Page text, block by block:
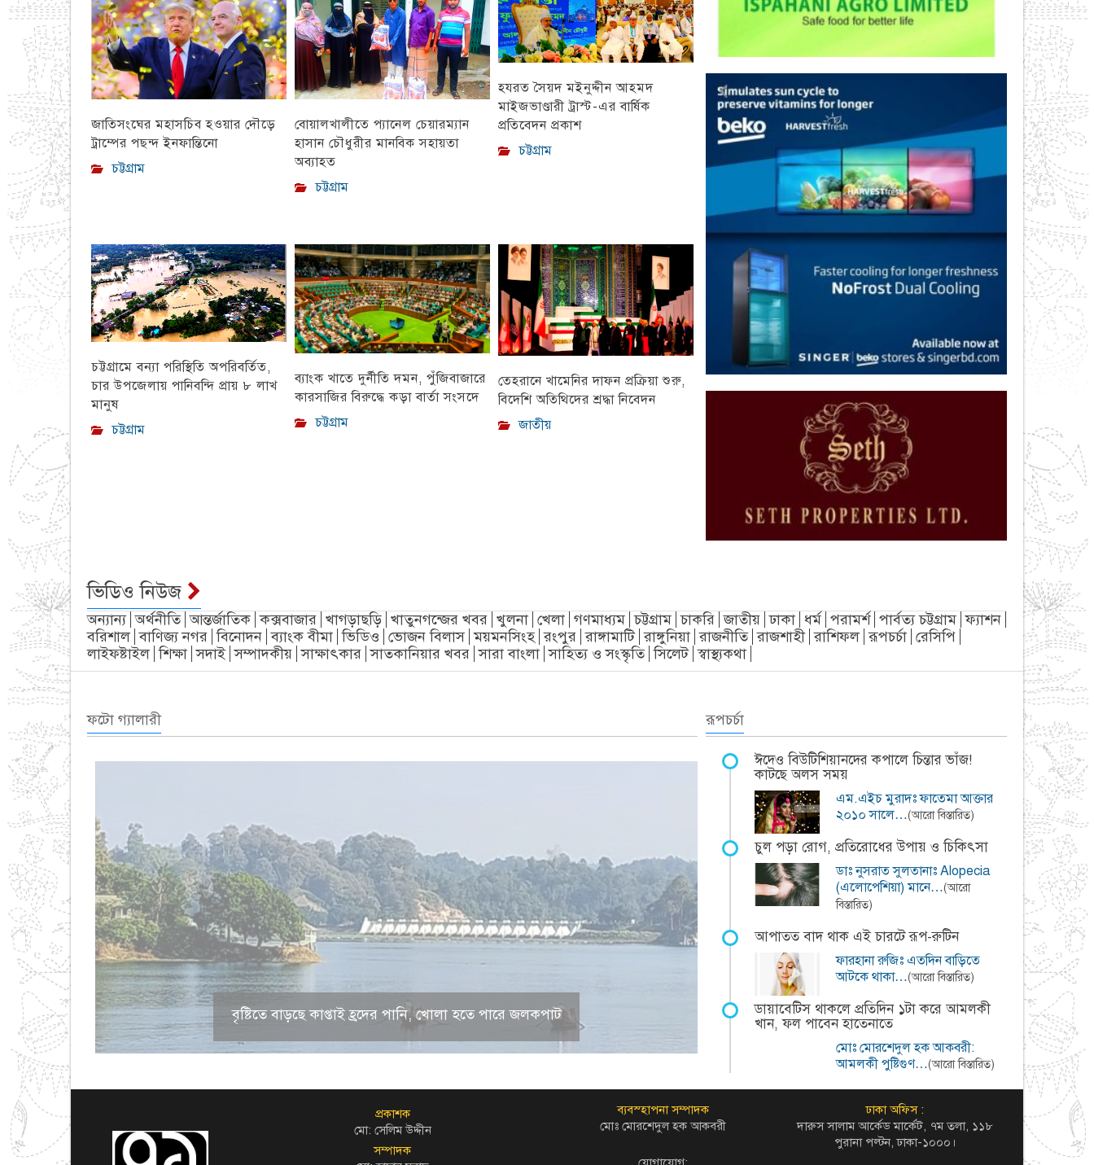
জাতিসংঘের মহাসচিব হওয়ার দৌড়ে
ট্রাম্পের পছন্দ ইনফান্তিনো
চট্টগ্রাম
বোয়ালখালীতে প্যানেল চেয়ারম্যান
হাসান চৌধুরীর মানবিক সহায়তা
অব্যাহত
চট্টগ্রাম
হযরত সৈয়দ মইনুদ্দীন আহমদ
মাইজভাণ্ডারী ট্রাস্ট-এর বার্ষিক
প্রতিবেদন প্রকাশ
চট্টগ্রাম
চট্টগ্রামে বন্যা পরিস্থিতি অপরিবর্তিত,
চার উপজেলায় পানিবন্দি প্রায় ৮ লাখ
মানুষ
চট্টগ্রাম
ব্যাংক খাতে দুর্নীতি দমন, পুঁজিবাজারে
কারসাজির বিরুদ্ধে কড়া বার্তা সংসদে
চট্টগ্রাম
তেহরানে খামেনির দাফন প্রক্রিয়া শুরু,
বিদেশি অতিথিদের শ্রদ্ধা নিবেদন
জাতীয়
ভিডিও নিউজ
অন্যান্য অর্থনীতি আন্তর্জাতিক কক্সবাজার খাগড়াছড়ি খাতুনগন্জের খবর খুলনা খেলা গণমাধ্যম চট্টগ্রাম চাকরি জাতীয় ঢাকা ধর্ম পরামর্শ পার্বত্য চট্টগ্রাম ফ্যাশন
বরিশাল বাণিজ্য নগর বিনোদন ব্যাংক বীমা ভিডিও ভোজন বিলাস ময়মনসিংহ রংপুর রাঙ্গামাটি রাঙ্গুনিয়া রাজনীতি রাজশাহী রাশিফল রূপচর্চা রেসিপি
লাইফষ্টাইল শিক্ষা সদাই সম্পাদকীয় সাক্ষাৎকার সাতকানিয়ার খবর সারা বাংলা সাহিত্য ও সংস্কৃতি সিলেট স্বাস্থ্যকথা
ফটো গ্যালারী
বৃষ্টিতে বাড়ছে কাপ্তাই হ্রদের পানি, খোলা হতে পারে জলকপাট
রূপচর্চা
ঈদেও বিউটিশিয়ানদের কপালে চিন্তার ভাঁজ!
কাটছে অলস সময়
এম.এইচ মুরাদঃ ফাতেমা আক্তার
২০১০ সালে…(আরো বিস্তারিত)
চুল পড়া রোগ, প্রতিরোধের উপায় ও চিকিৎসা
ডাঃ নুসরাত সুলতানাঃ Alopecia
(এলোপেশিয়া) মানে…(আরো
বিস্তারিত)
আপাতত বাদ থাক এই চারটে রূপ-রুটিন
ফারহানা রুজিঃ এতদিন বাড়িতে
আটকে থাকা…(আরো বিস্তারিত)
ডায়াবেটিস থাকলে প্রতিদিন ১টা করে আমলকী
খান, ফল পাবেন হাতেনাতে
মোঃ মোরশেদুল হক আকবরী:
আমলকী পুষ্টিগুণ…(আরো বিস্তারিত)
প্রকাশক
মো: সেলিম উদ্দীন
সম্পাদক
ব্যবস্হাপনা সম্পাদক
মোঃ মোরশেদুল হক আকবরী
ঢাকা অফিস :
দারুস সালাম আর্কেড মার্কেট, ৭ম তলা, ১১৮
পুরানা পল্টন, ঢাকা-১০০০।